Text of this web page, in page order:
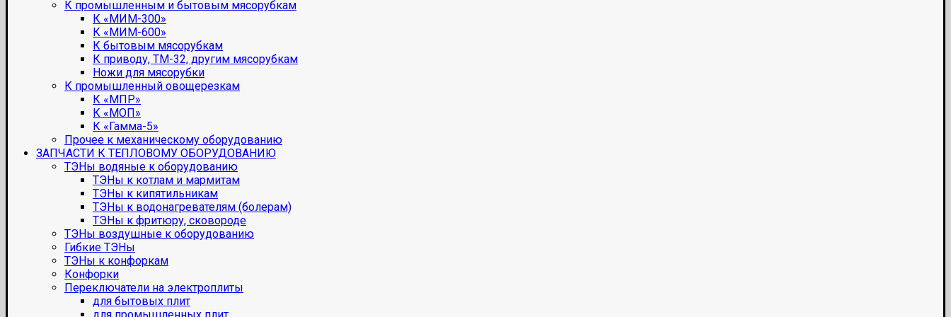
К промышленным и бытовым мясорубкам
К «МИМ-300»
К «МИМ-600»
К бытовым мясорубкам
К приводу, ТМ-32, другим мясорубкам
Ножи для мясорубки
К промышленный овощерезкам
К «МПР»
К «МОП»
К «Гамма-5»
Прочее к механическому оборудованию
ЗАПЧАСТИ К ТЕПЛОВОМУ ОБОРУДОВАНИЮ
ТЭНы водяные к оборудованию
ТЭНы к котлам и мармитам
ТЭНы к кипятильникам
ТЭНы к водонагревателям (болерам)
ТЭНы к фритюру, сковороде
ТЭНы воздушные к оборудованию
Гибкие ТЭНы
ТЭНы к конфоркам
Конфорки
Переключатели на электроплиты
для бытовых плит